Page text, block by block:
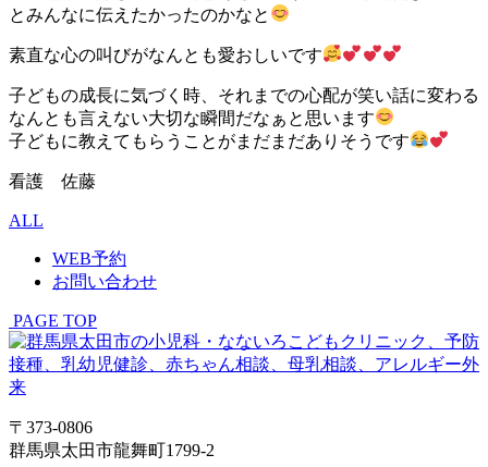
とみんなに伝えたかったのかなと
素直な心の叫びがなんとも愛おしいです
子どもの成長に気づく時、それまでの心配が笑い話に変わる
なんとも言えない大切な瞬間だなぁと思います
子どもに教えてもらうことがまだまだありそうです
看護 佐藤
ALL
WEB予約
お問い合わせ
PAGE TOP
〒373-0806
群馬県太田市龍舞町1799-2